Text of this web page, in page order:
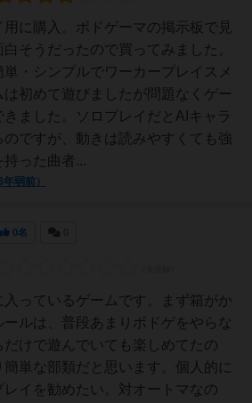
用に購入。ボドゲーマの掲示板で見
そうだったので買ってみました。
単・シンプルでワーカープレイスメ
は初めて遊びましたが問題なくゲー
きました。ソロプレイだとAIキャラ
のですが、動きは読みやすくても強
持った曲者...
弱前）
0名
入っているゲームです。まず箱がか
ールは、普段あまりボドゲをやらな
だけで遊んでいても楽しめてたの
単な部類だと思います。個人的に
レイを勧めたい。対オートマなの